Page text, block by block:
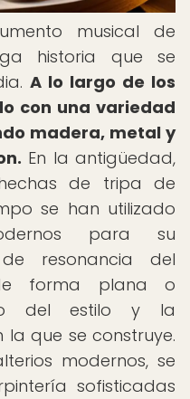
musical de
historia que se
A lo largo de los
con una variedad
madera, metal y
En la antigüedad,
de tripa de
se han utilizado
para su
resonancia del
forma plana o
del estilo y la
que se construye.
modernos, se
sofisticadas